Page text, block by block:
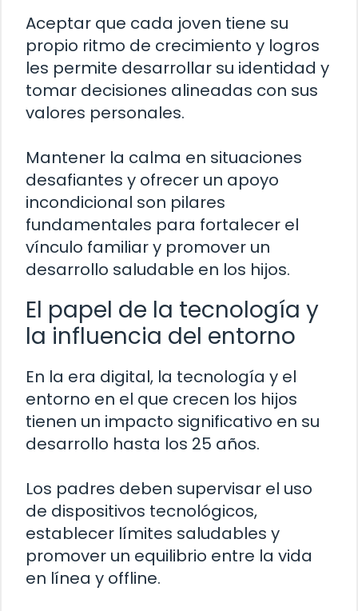
Aceptar que cada joven tiene su
propio ritmo de crecimiento y logros
les permite desarrollar su identidad y
tomar decisiones alineadas con sus
valores personales.
Mantener la calma en situaciones
desafiantes y ofrecer un apoyo
incondicional son pilares
fundamentales para fortalecer el
vínculo familiar y promover un
desarrollo saludable en los hijos.
El papel de la tecnología y
la influencia del entorno
En la era digital, la tecnología y el
entorno en el que crecen los hijos
tienen un impacto significativo en su
desarrollo hasta los 25 años.
Los padres deben supervisar el uso
de dispositivos tecnológicos,
establecer límites saludables y
promover un equilibrio entre la vida
en línea y offline.